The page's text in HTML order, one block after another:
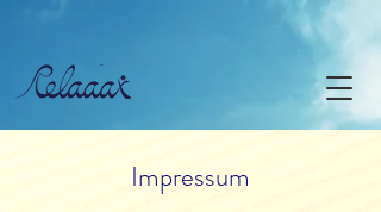
Impressum